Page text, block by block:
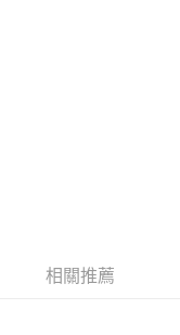
相關推薦